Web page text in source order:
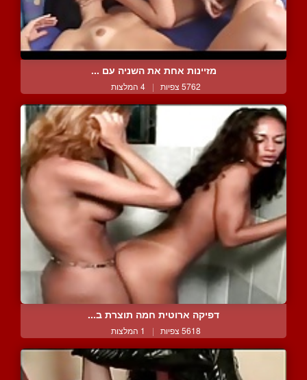
מזיינות אחת את השניה עם ...
5762 צפיות | 4 המלצות
דפיקה ארוטית חמה תוצרת ב...
5618 צפיות | 1 המלצות